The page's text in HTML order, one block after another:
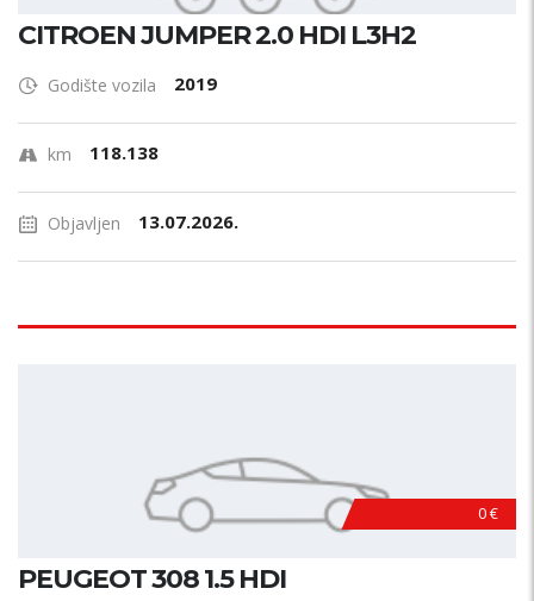
CITROEN JUMPER 2.0 HDI L3H2
Godište vozila 2019
km 118.138
Objavljen 13.07.2026.
0 €
PEUGEOT 308 1.5 HDI